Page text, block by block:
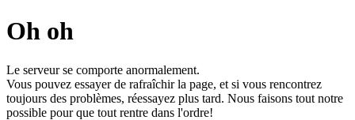
Oh oh
Le serveur se comporte anormalement.
Vous pouvez essayer de rafraîchir la page, et si vous rencontrez
toujours des problèmes, réessayez plus tard. Nous faisons tout notre
possible pour que tout rentre dans l'ordre!